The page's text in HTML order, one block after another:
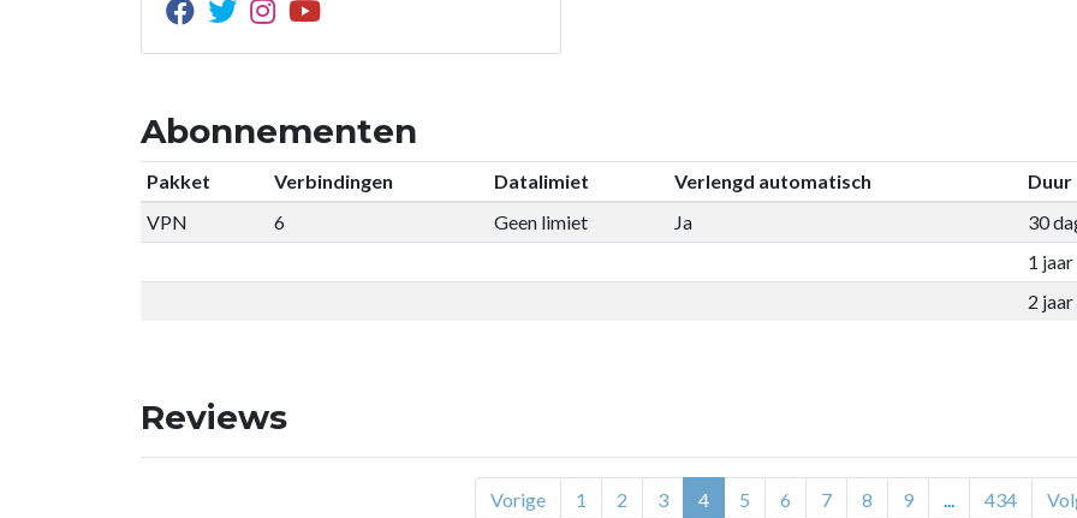
Abonnementen
Pakket Verbindingen Datalimiet Verlengd automatisch Duur
VPN
6 Geen limiet Ja 30
1 jaar
2 jaar
Reviews
Vorige 1 2 3 4 5 6 7 8 9 434